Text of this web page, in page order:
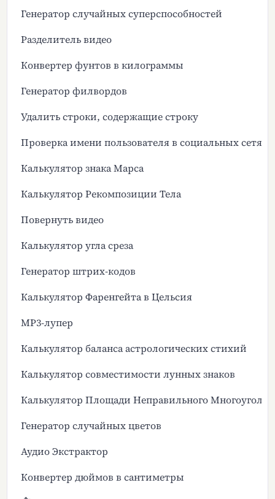
Генератор случайных суперспособностей
Разделитель видео
Конвертер фунтов в килограммы
Генератор филвордов
Удалить строки, содержащие строку
Проверка имени пользователя в социальных сетях
Калькулятор знака Марса
Калькулятор Рекомпозиции Тела
Повернуть видео
Калькулятор угла среза
Генератор штрих-кодов
Калькулятор Фаренгейта в Цельсия
MP3-лупер
Калькулятор баланса астрологических стихий
Калькулятор совместимости лунных знаков
Калькулятор Площади Неправильного
Генератор случайных цветов
Аудио Экстрактор
Конвертер дюймов в сантиметры